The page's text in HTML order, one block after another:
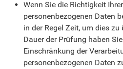
Wenn Sie die Richtigkeit
personenbezogenen Daten
in der Regel Zeit, um dies
Dauer der Prüfung haben
Einschränkung der
personenbezogenen Daten